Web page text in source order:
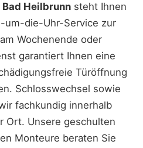
Bad Heilbrunn steht Ihnen
um-die-Uhr-Service zur
Wochenende oder
garantiert Ihnen eine
Türöffnung
Schlosswechsel sowie
fachkundig innerhalb
Ort. Unsere geschulten
Monteure beraten Sie